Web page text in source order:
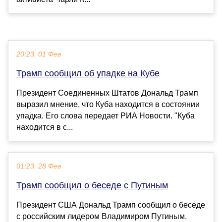
20:23, 01 Фев
Трамп сообщил об упадке на Кубе
Президент Соединенных Штатов Дональд Трамп
выразил мнение, что Куба находится в состоянии
упадка. Его слова передает РИА Новости. "Куба
находится в с...
01:23, 28 Фев
Трамп сообщил о беседе с Путиным
Президент США Дональд Трамп сообщил о беседе
с российским лидером Владимиром Путиным.